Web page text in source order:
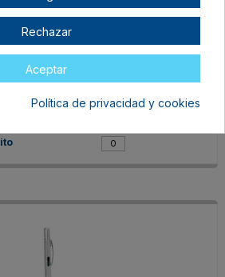
TINTA AZUL
En stock
Rechazar
Aceptar
Política de privacidad y cookies